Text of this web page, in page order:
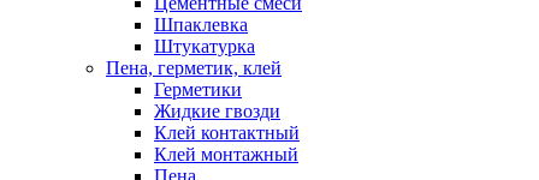
Шпаклевка
Штукатурка
Пена, герметик, клей
Герметики
Жидкие гвозди
Клей контактный
Клей монтажный